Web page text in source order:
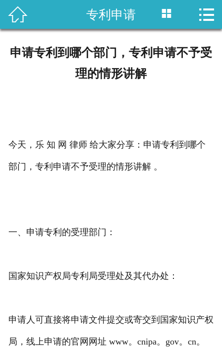
 首页
政策法规
知产战略
 专利申请  
申请专利到哪个部门，专利申请不予受
理的情形讲解
今天，乐 知 网 律师 给大家分享：申请专利到哪个
部门，专利申请不予受理的情形讲解 。
一、申请专利的受理部门：
国家知识产权局专利局受理处及其代办处：
申请人可直接将申请文件提交或寄交到国家知识产权
局，线上申请的官网网址 www。cnipa。gov。cn。